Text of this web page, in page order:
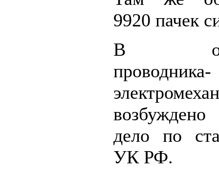
9920 пачек
В
проводника-
возбуждено
дело по
УК РФ.